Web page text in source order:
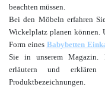
beachten müssen.
Bei den Möbeln erfahren
Wickelplatz planen können.
Form eines Babybetten
Sie in unserem Magazin.
erläutern und
Produktbezeichnungen.